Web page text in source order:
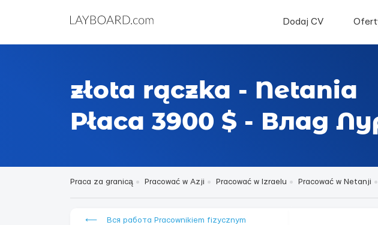
Dodaj CV
złota rączka - Netania
Płaca 3900 $ - Влад
Praca za granicą Pracować w Azji Pracować w Izraelu Pracować w Netanji
⟵ Вся работа Pracownikiem fizycznym